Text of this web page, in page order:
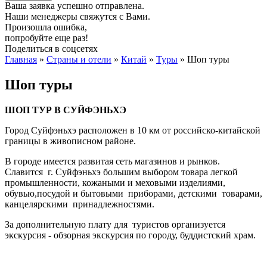
Ваша заявка успешно отправлена.
Наши менеджеры свяжутся с Вами.
Произошла ошибка,
попробуйте еще раз!
Поделиться в соцсетях
Главная » Страны и отели » Китай » Туры » Шоп туры
Шоп туры
ШОП ТУР В СУЙФЭНЬХЭ
Город Суйфэньхэ расположен в 10 км от российско-китайской
границы в живописном районе.
В городе имеется развитая сеть магазинов и рынков.
Славится г. Суйфэньхэ большим выбором товара легкой
промышленности, кожаными и меховыми изделиями,
обувью,посудой и бытовыми приборами, детскими товарами,
канцелярскими принадлежностями.
За дополнительную плату для туристов организуется
экскурсия - обзорная экскурсия по городу, буддистский храм.